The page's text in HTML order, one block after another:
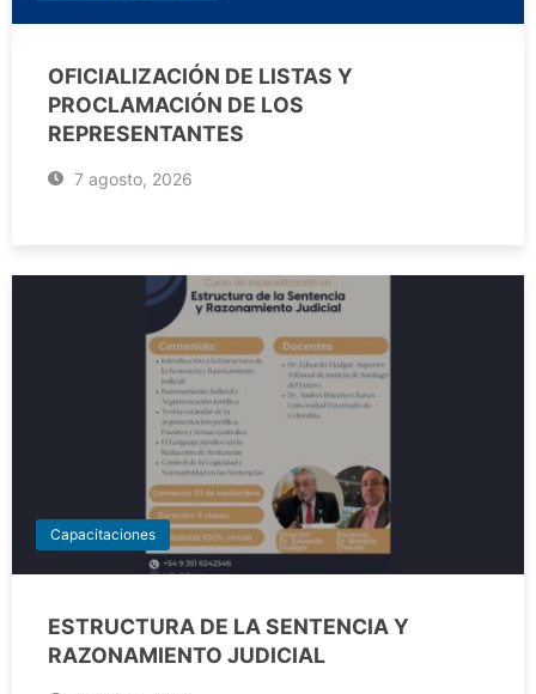
OFICIALIZACIÓN DE LISTAS Y
PROCLAMACIÓN DE LOS
REPRESENTANTES
7 agosto, 2026
Capacitaciones
ESTRUCTURA DE LA SENTENCIA Y
RAZONAMIENTO JUDICIAL